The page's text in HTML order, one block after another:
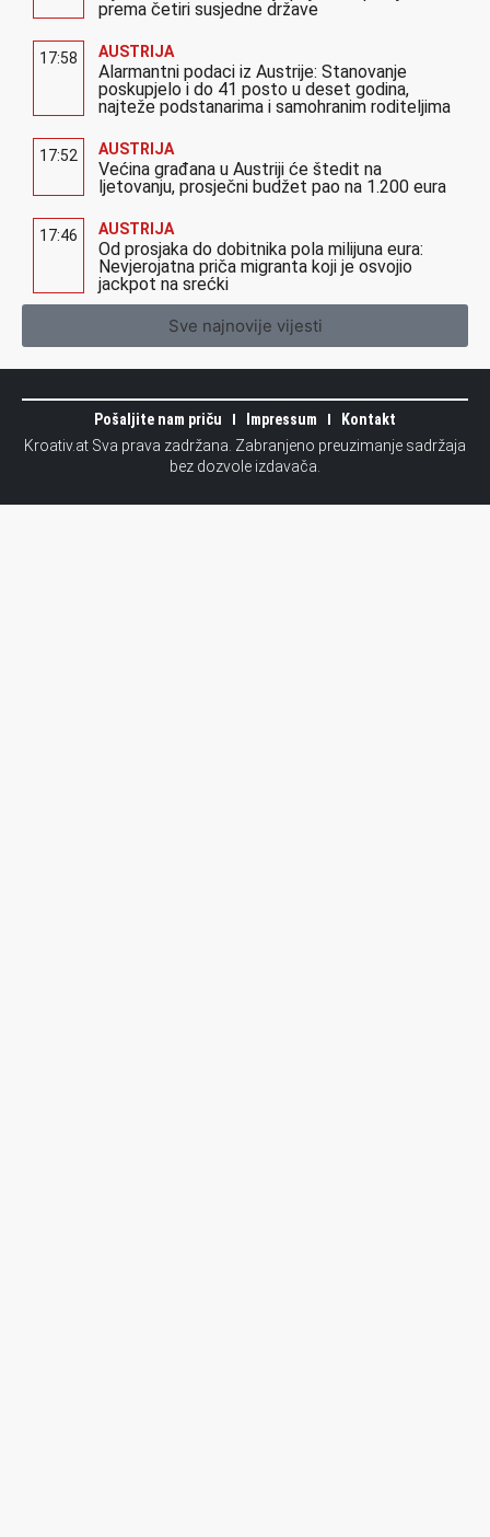
prema četiri susjedne države
17:58 AUSTRIJA
Alarmantni podaci iz Austrije: Stanovanje
poskupjelo i do 41 posto u deset godina,
najteže podstanarima i samohranim roditeljima
17:52 AUSTRIJA
Većina građana u Austriji će štedit na
ljetovanju, prosječni budžet pao na 1.200 eura
17:46 AUSTRIJA
Od prosjaka do dobitnika pola milijuna eura:
Nevjerojatna priča migranta koji je osvojio
jackpot na srećki
Sve najnovije vijesti
Pošaljite nam priču Impressum
Kontakt
Kroativ.at Sva prava zadržana. Zabranjeno preuzimanje sadržaja
bez dozvole izdavača.